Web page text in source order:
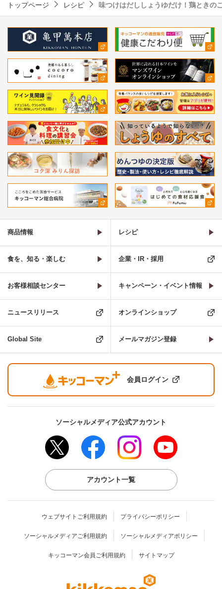
トップページ レシピ 味つけはだししょうゆだけ！鶏ときの
商品情報 レシピ
食を、知る・楽しむ 企業・IR・採用
お客様相談センター キャンペーン・イベント情報
ニュースリリース オンラインショップ
Global Site メールマガジン登録
会員ログイン
ソーシャルメディア公式アカウント
アカウント一覧
ウェブサイトご利用規約 プライバシーポリシー
ソーシャルメディアご利用規約 ソーシャルメディアポリシー
キッコーマン会員ご利用規約 サイトマップ